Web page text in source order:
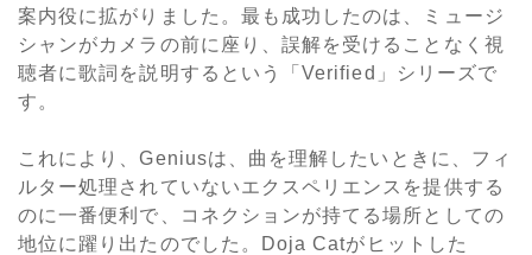
案内役に拡がりました。最も成功したのは、ミュージ
シャンがカメラの前に座り、誤解を受けることなく視
聴者に歌詞を説明するという「Verified」シリーズで
す。
これにより、Geniusは、曲を理解したいときに、フィ
ルター処理されていないエクスペリエンスを提供する
のに一番便利で、コネクションが持てる場所としての
地位に躍り出たのでした。Doja Catがヒットした